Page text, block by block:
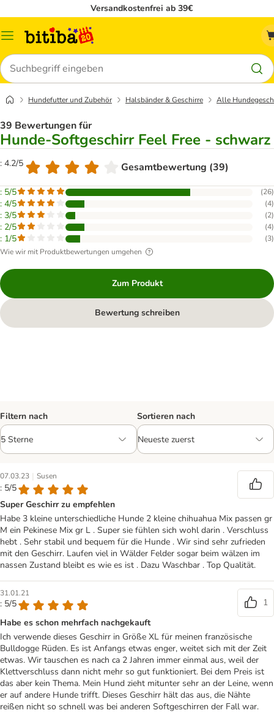
Versandkostenfrei ab 39€
Menü
Suchen
Hundefutter und Zubehör Halsbänder & Geschirre Alle
39 Bewertungen für
Hunde-Softgeschirr Feel Free - schwarz
: 4.2/5 Gesamtbewertung (39)
: 5/5 (26)
: 4/5 (4)
: 3/5 (2)
: 2/5 (4)
: 1/5 (3)
Wie wir mit Produktbewertungen umgehen
Zum Produkt
Bewertung schreiben
Filtern nach Sortieren nach
07.03.23 | Susen
: 5/5
Super Geschirr zu empfehlen
Habe 3 kleine unterschiedliche Hunde 2 kleine chihuahua Mix passen gr
M ein Pekinese Mix gr L . Super sie fühlen sich wohl darin . Verschluss
hebt . Sehr stabil und bequem für die Hunde . Wir sind sehr zufrieden
mit den Geschirr. Laufen viel in Wälder Felder sogar beim wälzen im
nassen Zustand bleibt es wie es ist . Dazu Waschbar . Top Qualität.
31.01.21
: 5/5
1
Habe es schon mehrfach nachgekauft
Ich verwende dieses Geschirr in Größe XL für meinen französische
Bulldogge Rüden. Es ist Anfangs etwas enger, weitet sich mit der Zeit
etwas. Wir tauschen es nach ca 2 Jahren immer einmal aus, weil der
Klettverschluss dann nicht mehr so gut funktioniert. Bei dem Preis ist
das aber kein Thema. Mein Hund zieht mitunter sehr an der Leine, wenn
er auf andere Hunde trifft. Dieses Geschirr hält das aus, die Nähte
reißen nicht so schnell was bei anderen Softgeschirren der Fall war.